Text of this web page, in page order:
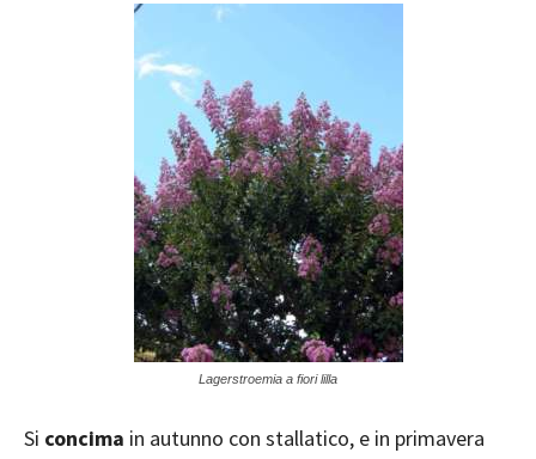
Lagerstroemia a fiori lilla
Si concima in autunno con stallatico, e in primavera